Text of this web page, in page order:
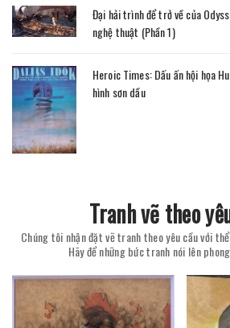
Đại hải trình để trở về của
nghệ thuật (Phần 1)
Heroic Times: Dấu ấn hội họa
hình sơn dầu
Tranh vẽ theo
Chúng tôi nhận đặt vẽ tranh theo yêu cầu với
Hãy để những bức tranh nói lên